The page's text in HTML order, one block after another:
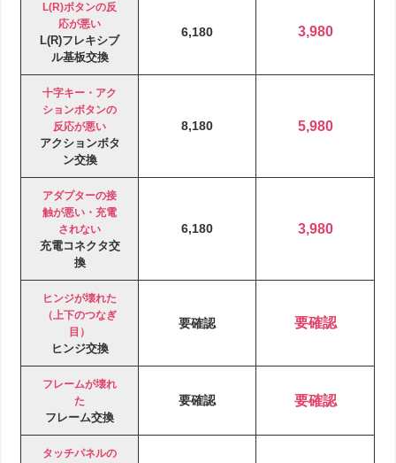
L(R)ボタンの反
応が悪い
L(R)フレキシブ
ル基板交換
6,180 3,980
十字キー・アク
ションボタンの
反応が悪い
アクションボタ
ン交換
8,180 5,980
アダプターの接
触が悪い・充電
されない
充電コネクタ交
換
6,180 3,980
ヒンジが壊れた
（上下のつなぎ
目）
ヒンジ交換
要確認 要確認
フレームが壊れ
た
フレーム交換
要確認 要確認
タッチパネルの